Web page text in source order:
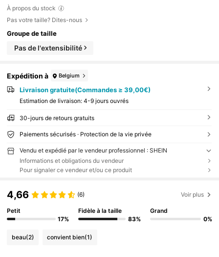
À propos du stock
Pas votre taille? Dites-nous
Groupe de taille
Pas de l'extensibilité
Expédition à Belgium
Livraison gratuite(Commandes ≥ 39,00€)
Estimation de livraison: 4-9 jours ouvrés
30-jours de retours gratuits
Paiements sécurisés · Protection de la vie privée
Vendu et expédié par le vendeur professionnel : SHEIN
Informations et obligations du vendeur
Pour signaler ce vendeur et/ou ce produit
4,66 (6) Voir plus
Petit
17%
Fidèle à la taille
83%
Grand
0%
beau(2) convient bien(1)